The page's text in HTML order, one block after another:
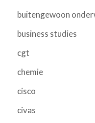
buitengewoon
business studies
cgt
chemie
cisco
civas